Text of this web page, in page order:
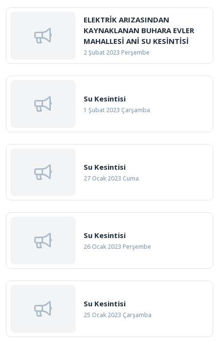
ELEKTRİK ARIZASINDAN
KAYNAKLANAN BUHARA EVLER
MAHALLESİ ANİ SU KESİNTİSİ
2 Şubat 2023 Perşembe
Su Kesintisi
1 Şubat 2023 Çarşamba
Su Kesintisi
27 Ocak 2023 Cuma
Su Kesintisi
26 Ocak 2023 Perşembe
Su Kesintisi
25 Ocak 2023 Çarşamba